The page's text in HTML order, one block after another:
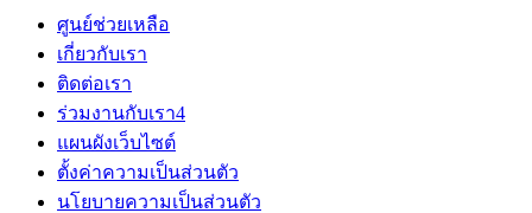
ศูนย์ช่วยเหลือ
เกี่ยวกับเรา
ติดต่อเรา
ร่วมงานกับเรา4
แผนผังเว็บไซต์
ตั้งค่าความเป็นส่วนตัว
นโยบายความเป็นส่วนตัว